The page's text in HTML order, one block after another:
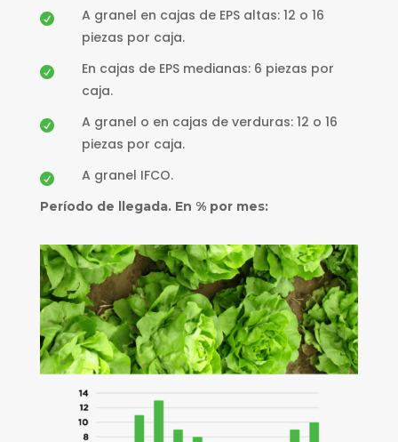

A granel en cajas de EPS altas: 12 o 16
piezas por caja.

En cajas de EPS medianas: 6 piezas por
caja.

A granel o en cajas de verduras: 12 o 16
piezas por caja.
 A granel IFCO.
Período de llegada. En % por mes: